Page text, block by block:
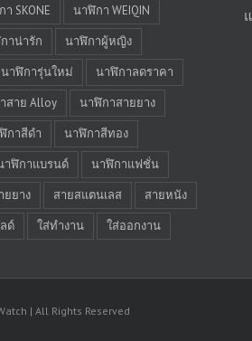
SKONE
นาฬิกา WEIQIN
าน่ารัก
นาฬิกาผู้หญิง
นาฬิการุ่นใหม่
นาฬิกาลดราคา
สาย Alloy
นาฬิกาสายยาง
กาสีดำ
นาฬิกาสีทอง
าฬิกาแบรนด์
นาฬิกาแฟชั่น
ยยาง สายสแตนเลส
สายหนัง
ด์ ใส่ทำงาน ใส่ออกงาน
| All Rights Reserved